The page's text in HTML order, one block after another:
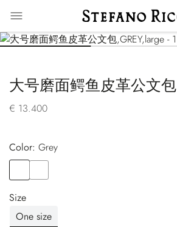
大号磨面鳄鱼皮革公文包
€ 13.400
Color:
grey
Size
One size